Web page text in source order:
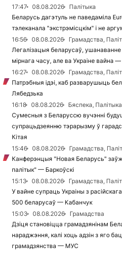
17:47
08.08.2026
Палітыка
Беларусь дагэтуль не паведаміла
тэлеканала "экстрэмісцкім" і не
16:56
08.08.2026
Грамадства,
Легалізацыя беларусаў,
мірнага часу, але ва Украіне вайна
16:27
08.08.2026
Грамадства,
Патрэбныя ідэі, каб разварушыць
Лябедзька
16:18
08.08.2026
Бяспека, Палітыка
Сумесныя з Беларуссю вучэнні
супрацьдзеянню тэрарызму ў
Кітая
15:46
08.08.2026
Грамадства,
Канферэнцыя "Новая Беларусь"
палітык" — Баркоўскі
15:13
08.08.2026
Грамадства,
У вайне супраць Украіны з
500 беларусаў — Кабанчук
15:03
08.08.2026
Грамадства
Дзіця становіцца грамадзянінам
нараджэння, калі хоць адзін з яго
грамадзянства — МУС